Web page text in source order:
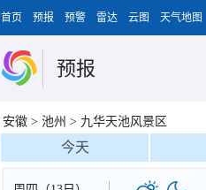
首页 预报 预警 雷达 云图 天气地图
预报
安徽 > 池州 > 九华天池风景区
今天